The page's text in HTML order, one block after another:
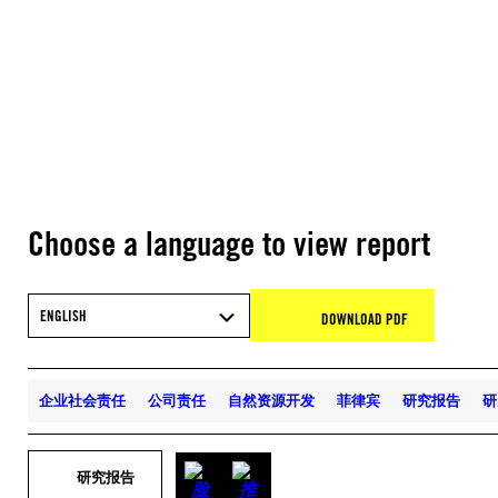
Choose a language to view report
ENGLISH DOWNLOAD PDF
企业社会责任 公司责任 自然资源开发 菲律宾 研究报告
研究报告